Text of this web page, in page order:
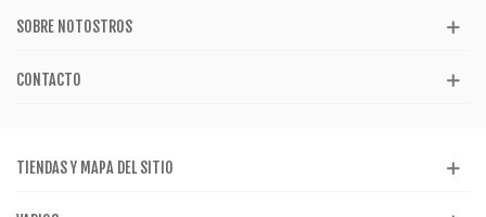
SOBRE NOTOSTROS
CONTACTO
TIENDAS Y MAPA DEL SITIO